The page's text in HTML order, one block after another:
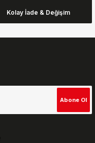
Kolay İade & Değişim
Abone Ol